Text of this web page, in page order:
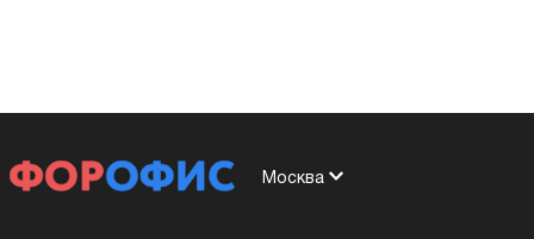
Москва